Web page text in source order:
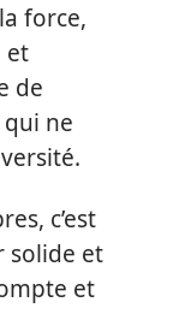
force,
et
de
qui ne
c’est
solide et
et